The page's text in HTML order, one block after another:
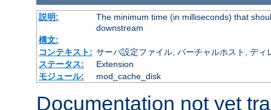
説明:
The minimum time (in milliseconds) that
downstream
構文:
コンテキスト: サーバ設定ファイル, バーチャルホスト, ディ
ステータス:
Extension
モジュール:
mod_cache_disk
Documentation not yet